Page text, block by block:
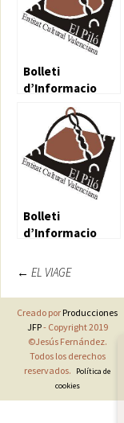
Bolleti
d’Informacio
Cultural 56
Bolleti
d’Informacio
Navegación
de
entradas
← EL VIAGE
Creado por Producciones
JFP- Copyright 2019
©Jesús Fernández.
Todos los derechos
reservados.
Política de
cookies